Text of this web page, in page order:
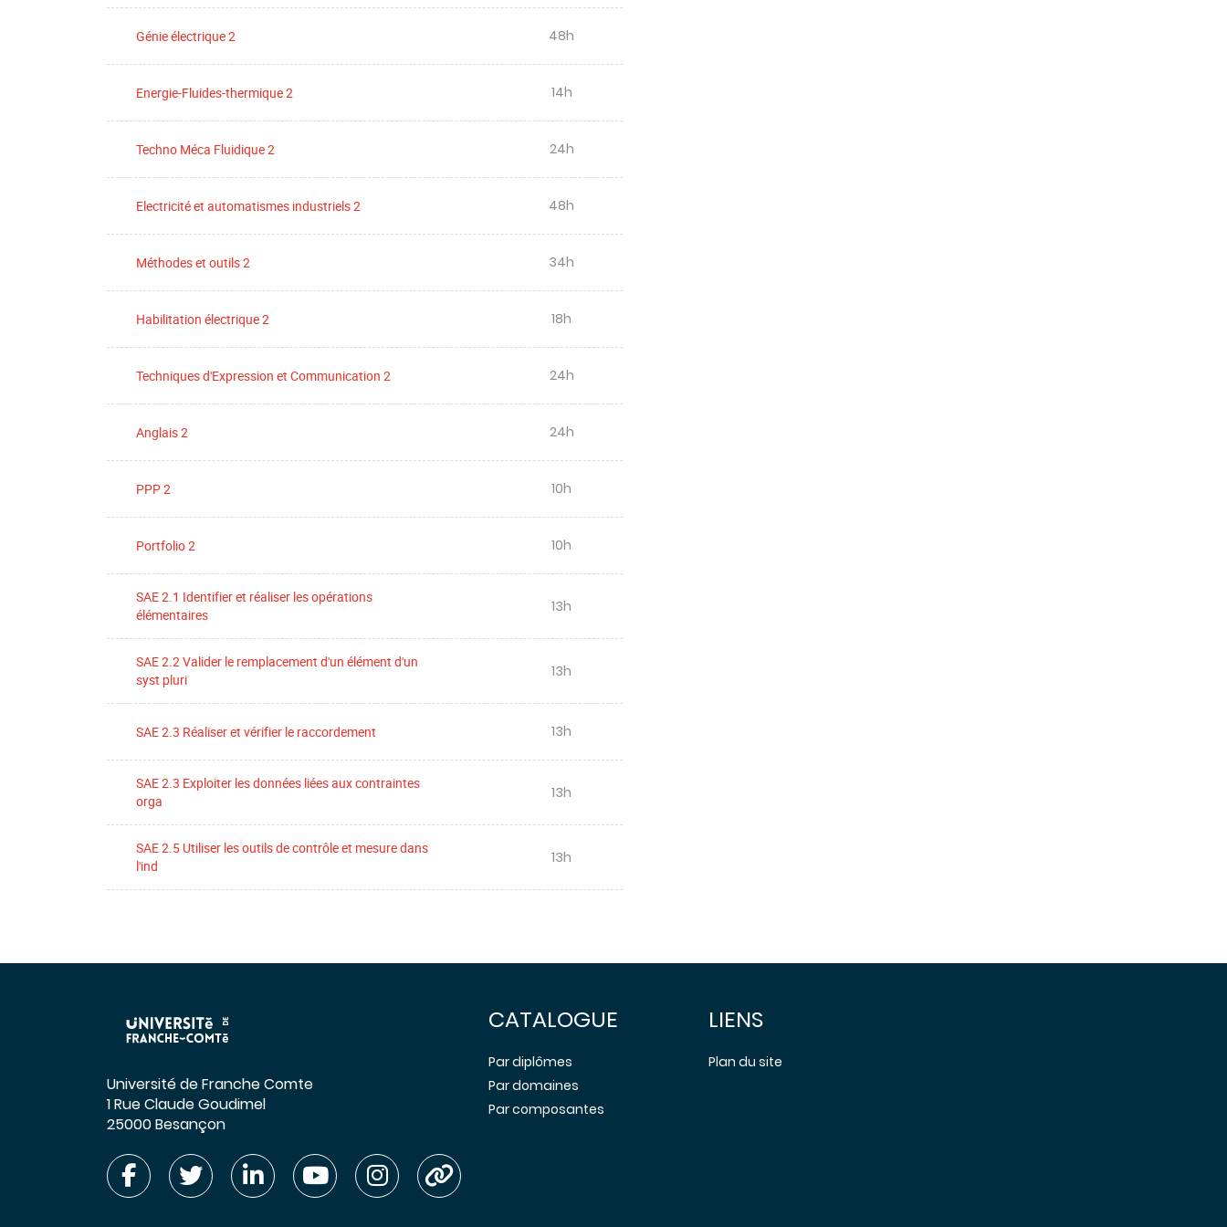
Génie électrique 2 48h
Energie-Fluides-thermique 2 14h
Techno Méca Fluidique 2 24h
Electricité et automatismes industriels 2 48h
Méthodes et outils 2 34h
Habilitation électrique 2 18h
Techniques d'Expression et Communication 2 24h
Anglais 2 24h
PPP 2 10h
Portfolio 2 10h
SAE 2.1 Identifier et réaliser les opérations
élémentaires
13h
SAE 2.2 Valider le remplacement d'un élément d'un
syst pluri
13h
SAE 2.3 Réaliser et vérifier le raccordement 13h
SAE 2.3 Exploiter les données liées aux contraintes
orga
13h
SAE 2.5 Utiliser les outils de contrôle et mesure dans
l'ind
13h
Université de Franche Comte
1 Rue Claude Goudimel
25000 Besançon
CATALOGUE
Par diplômes
Par domaines
Par composantes
LIENS
Plan du site